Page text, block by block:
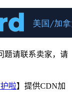
题请联系卖家，请
护啦】提供CDN加